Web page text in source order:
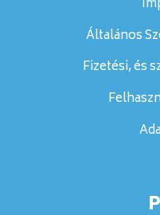
Általános
Fizetési, és